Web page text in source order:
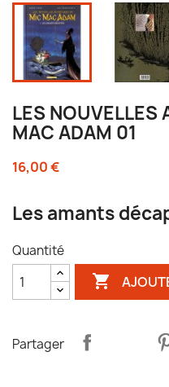
LES NOUVELLES
MAC ADAM 01
16,00 €
Les amants
Quantité

Partager